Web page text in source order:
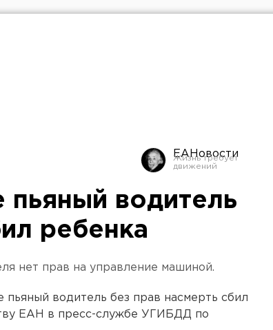
ЕАНовости
пьяный водитель
ребенка
нет прав на управление машиной.
пьяный водитель без прав насмерть сбил
ЕАН в пресс-службе УГИБДД по